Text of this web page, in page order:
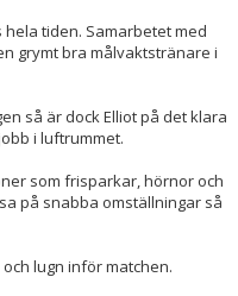
tiden. Samarbetet med
grymt bra målvaktstränare i
så är dock Elliot på det klara
i luftrummet.
som frisparkar, hörnor och
på snabba omställningar så
lugn inför matchen.